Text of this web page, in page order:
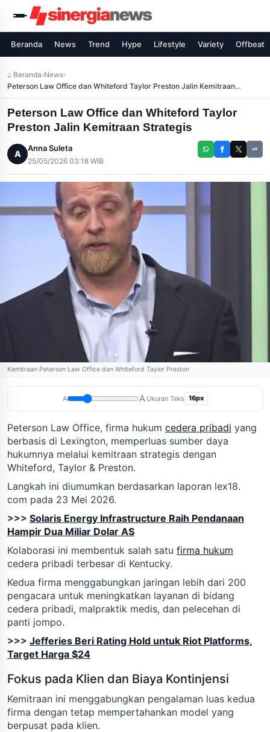
Beranda News Trend Hype Lifestyle Variety Offbeat
⌂ Beranda›News›
Peterson Law Office dan Whiteford Taylor Preston Jalin Kemitraan
Strategis
Peterson Law Office dan Whiteford Taylor
Preston Jalin Kemitraan Strategis
A
Anna Suleta
25/05/2026 03:18 WIB
Kemitraan Peterson Law Office dan Whiteford Taylor Preston
A A Ukuran Teks 16px
Peterson Law Office, firma hukum cedera pribadi yang
berbasis di Lexington, memperluas sumber daya
hukumnya melalui kemitraan strategis dengan
Whiteford, Taylor & Preston.
Langkah ini diumumkan berdasarkan laporan lex18.
com pada 23 Mei 2026.
>>> Solaris Energy Infrastructure Raih Pendanaan
Hampir Dua Miliar Dolar AS
Kolaborasi ini membentuk salah satu firma hukum
cedera pribadi terbesar di Kentucky.
Kedua firma menggabungkan jaringan lebih dari 200
pengacara untuk meningkatkan layanan di bidang
cedera pribadi, malpraktik medis, dan pelecehan di
panti jompo.
>>> Jefferies Beri Rating Hold untuk Riot Platforms,
Target Harga $24
Fokus pada Klien dan Biaya Kontinjensi
Kemitraan ini menggabungkan pengalaman luas kedua
firma dengan tetap mempertahankan model yang
berpusat pada klien.